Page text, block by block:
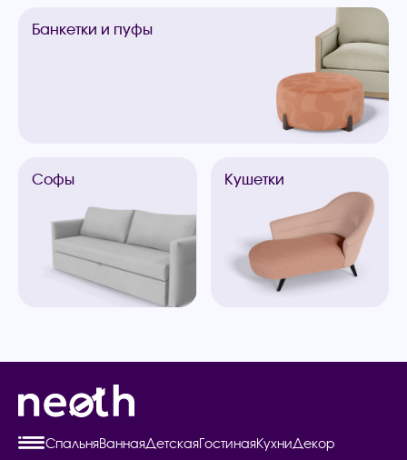
Банкетки и пуфы
Софы Кушетки
СпальняВаннаяДетскаяГостинаяКухниДекор